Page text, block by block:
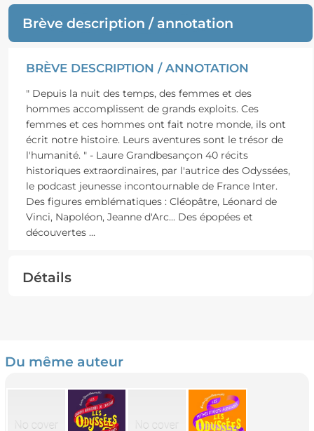
Brève description / annotation
BRÈVE DESCRIPTION / ANNOTATION
" Depuis la nuit des temps, des femmes et des
hommes accomplissent de grands exploits. Ces
femmes et ces hommes ont fait notre monde, ils ont
écrit notre histoire. Leurs aventures sont le trésor de
l'humanité. " - Laure Grandbesançon 40 récits
historiques extraordinaires, par l'autrice des Odyssées,
le podcast jeunesse incontournable de France Inter.
Des figures emblématiques : Cléopâtre, Léonard de
Vinci, Napoléon, Jeanne d'Arc... Des épopées et
découvertes ...
Détails
Du même auteur